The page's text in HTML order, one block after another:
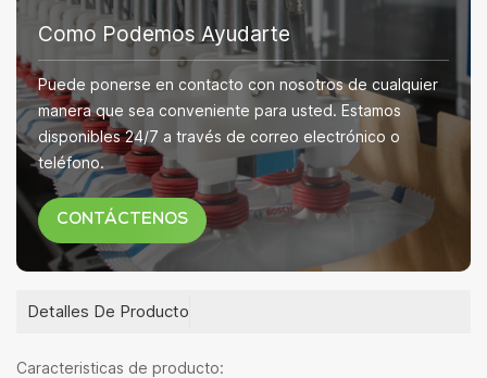
Como Podemos Ayudarte
Puede ponerse en contacto con nosotros de cualquier
manera que sea conveniente para usted. Estamos
disponibles 24/7 a través de correo electrónico o
teléfono.
CONTÁCTENOS
Detalles De Producto
Caracteristicas de producto: